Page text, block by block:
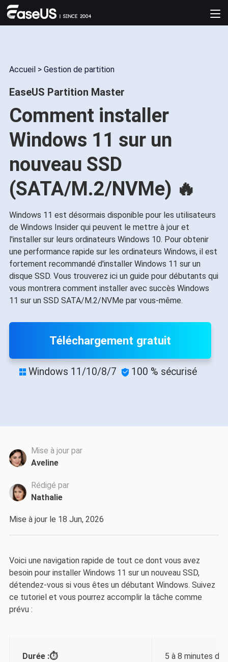
Accueil > Gestion de partition
EaseUS Partition Master
Comment installer
Windows 11 sur un
nouveau SSD
(SATA/M.2/NVMe) 🔥
Windows 11 est désormais disponible pour les utilisateurs
de Windows Insider qui peuvent le mettre à jour et
l'installer sur leurs ordinateurs Windows 10. Pour obtenir
une performance rapide sur les ordinateurs Windows, il est
fortement recommandé d'installer Windows 11 sur un
disque SSD. Vous trouverez ici un guide pour débutants qui
vous montrera comment installer avec succès Windows
11 sur un SSD SATA/M.2/NVMe par vous-même.
Téléchargement gratuit
 Windows 11/10/8/7  100 % sécurisé
Mise à jour par
Aveline
Rédigé par
Nathalie
Mise à jour le 18 Jun, 2026
Voici une navigation rapide de tout ce dont vous avez
besoin pour installer Windows 11 sur un nouveau SSD,
détendez-vous si vous êtes un débutant Windows. Suivez
ce tutoriel et vous pourrez accomplir la tâche comme
prévu :
Durée :⏱️ 5 à 8 minutes de